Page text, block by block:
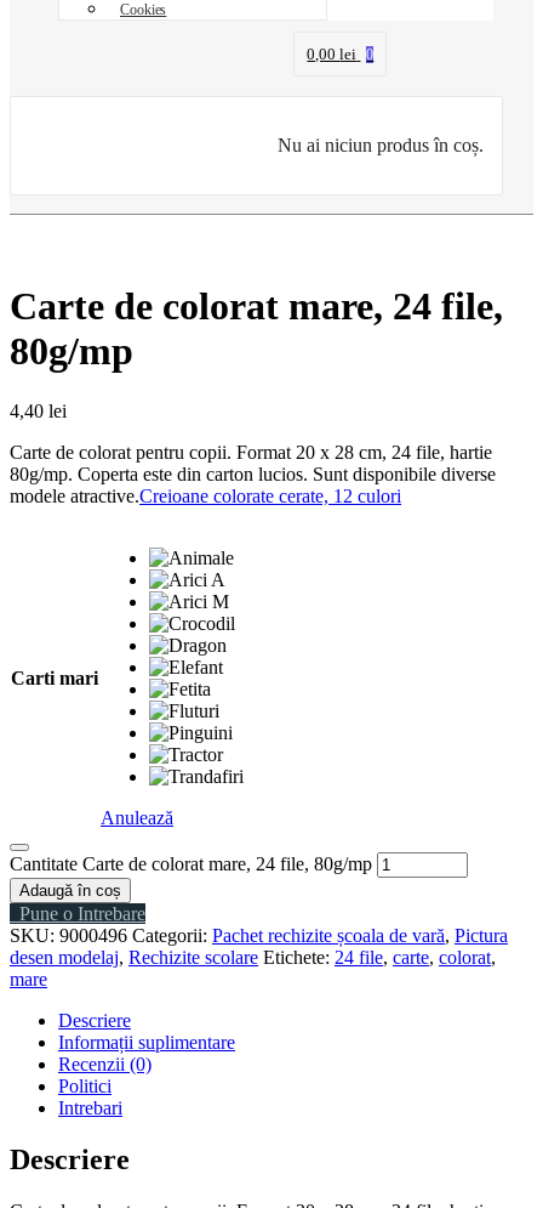
Cookies
0,00lei 0
Nu ai niciun produs în coș.
Carte de colorat mare, 24 file,
80g/mp
4,40 lei
Carte de colorat pentru copii. Format 20 x 28 cm, 24 file, hartie
80g/mp. Coperta este din carton lucios. Sunt disponibile diverse
modele atractive.Creioane colorate cerate, 12 culori
Carti mari
Anulează
Cantitate Carte de colorat mare, 24 file, 80g/mp
Adaugă în coș
Pune o Intrebare
SKU: 9000496 Categorii: Pachet rechizite școala de vară, Pictura
desen modelaj, Rechizite scolare Etichete: 24 file, carte, colorat,
mare
Descriere
Informații suplimentare
Recenzii (0)
Politici
Intrebari
Descriere